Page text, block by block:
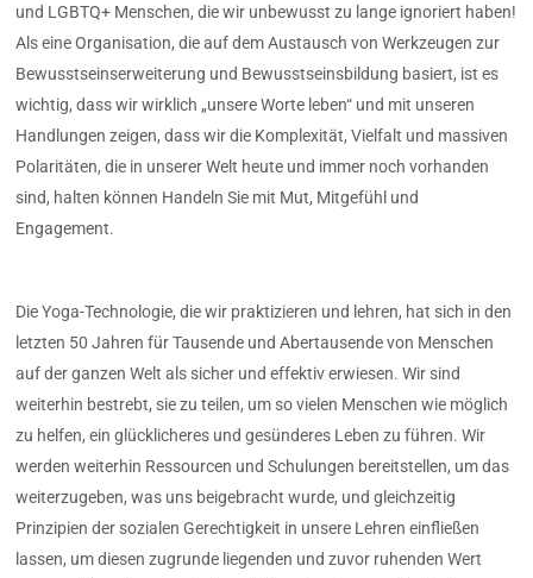
und LGBTQ+ Menschen, die wir unbewusst zu lange ignoriert haben!
Als eine Organisation, die auf dem Austausch von Werkzeugen zur
Bewusstseinserweiterung und Bewusstseinsbildung basiert, ist es
wichtig, dass wir wirklich „unsere Worte leben“ und mit unseren
Handlungen zeigen, dass wir die Komplexität, Vielfalt und massiven
Polaritäten, die in unserer Welt heute und immer noch vorhanden
sind, halten können Handeln Sie mit Mut, Mitgefühl und
Engagement.
Die Yoga-Technologie, die wir praktizieren und lehren, hat sich in den
letzten 50 Jahren für Tausende und Abertausende von Menschen
auf der ganzen Welt als sicher und effektiv erwiesen. Wir sind
weiterhin bestrebt, sie zu teilen, um so vielen Menschen wie möglich
zu helfen, ein glücklicheres und gesünderes Leben zu führen. Wir
werden weiterhin Ressourcen und Schulungen bereitstellen, um das
weiterzugeben, was uns beigebracht wurde, und gleichzeitig
Prinzipien der sozialen Gerechtigkeit in unsere Lehren einfließen
lassen, um diesen zugrunde liegenden und zuvor ruhenden Wert